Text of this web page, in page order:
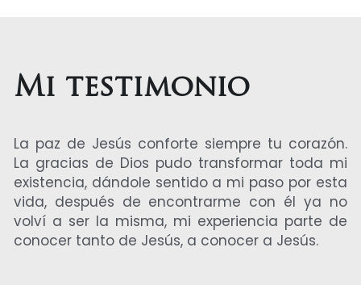
Mi testimonio
La paz de Jesús conforte siempre tu corazón.
La gracias de Dios pudo transformar toda mi
existencia, dándole sentido a mi paso por esta
vida, después de encontrarme con él ya no
volví a ser la misma, mi experiencia parte de
conocer tanto de Jesús, a conocer a Jesús.